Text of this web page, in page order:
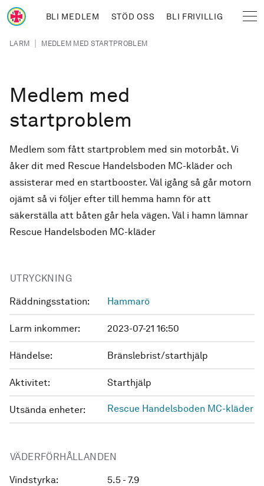
Hoppa till huvudinnehåll
BLI MEDLEM STÖD OSS BLI FRIVILLIG
Länkstig
LARM | MEDLEM MED STARTPROBLEM
Medlem med
startproblem
Medlem som fått startproblem med sin motorbåt. Vi
åker dit med Rescue Handelsboden MC-kläder och
assisterar med en startbooster. Väl igång så går motorn
ojämt så vi följer efter till hemma hamn för att
säkerställa att båten går hela vägen. Väl i hamn lämnar
Rescue Handelsboden MC-kläder
UTRYCKNING
Räddningsstation: Hammarö
Larm inkommer: 2023-07-21 16:50
Händelse: Bränslebrist/starthjälp
Aktivitet: Starthjälp
Utsända enheter: Rescue Handelsboden MC-kläder
VÄDERFÖRHÅLLANDEN
Vindstyrka: 5.5 - 7.9